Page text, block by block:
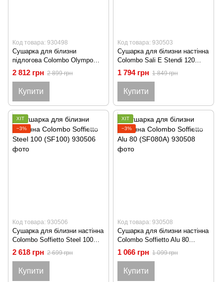
Код товара: 930498
Сушарка для білизни
підлогова Colombo Olympo
(ST1010)
2 812 грн 2 899 грн
Купити
Код товара: 930503
Сушарка для білизни настінна
Colombo Sali E Stendi 120
(SG120)
1 794 грн 1 849 грн
Купити
ХІТ
−3%
Код товара: 930506
Сушарка для білизни настінна
Colombo Soffietto Steel 100
(SF100)
2 618 грн 2 699 грн
Купити
ХІТ
−3%
Код товара: 930508
Сушарка для білизни настінна
Colombo Soffietto Alu 80
(SF080A)
1 066 грн 1 099 грн
Купити